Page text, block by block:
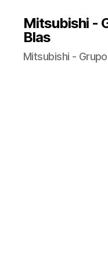
Mitsubishi -
Blas
Mitsubishi -